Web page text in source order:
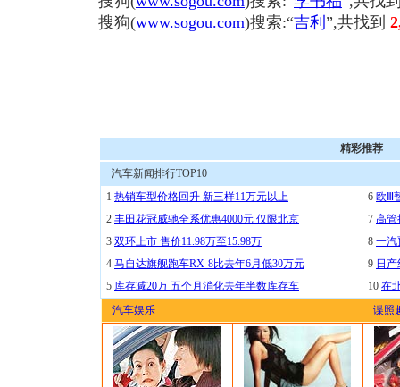
搜狗(www.sogou.com)搜索:“吉利 ”,共找到
精彩推荐
汽车新闻排行TOP10
1 热销车型价格回升 新三样11万元以上
2 丰田花冠威驰全系优惠4000元 仅限北京
3 双环上市 售价11.98万至15.98万
4 马自达旗舰跑车RX-8比去年6月低30万元
5 库存减20万 五个月消化去年半数库存车
6 欧Ⅲ
7 高管
8 一汽
9 日
10 在
汽车娱乐
谍照